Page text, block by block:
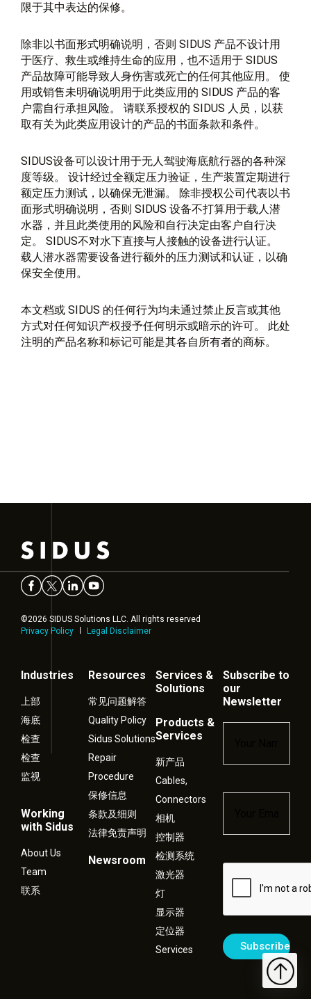
限于其中表达的保修。
除非以书面形式明确说明，否则 SIDUS 产品不设计用
于医疗、救生或维持生命的应用，也不适用于 SIDUS
产品故障可能导致人身伤害或死亡的任何其他应用。 使
用或销售未明确说明用于此类应用的 SIDUS 产品的客
户需自行承担风险。 请联系授权的 SIDUS 人员，以获
取有关为此类应用设计的产品的书面条款和条件。
SIDUS设备可以设计用于无人驾驶海底航行器的各种深
度等级。 设计经过全额定压力验证，生产装置定期进行
额定压力测试，以确保无泄漏。 除非授权公司代表以书
面形式明确说明，否则 SIDUS 设备不打算用于载人潜
水器，并且此类使用的风险和自行决定由客户自行决
定。 SIDUS不对水下直接与人接触的设备进行认证。
载人潜水器需要设备进行额外的压力测试和认证，以确
保安全使用。
本文档或 SIDUS 的任何行为均未通过禁止反言或其他
方式对任何知识产权授予任何明示或暗示的许可。 此处
注明的产品名称和标记可能是其各自所有者的商标。
©2026 SIDUS Solutions LLC. All rights reserved
Privacy Policy
Legal Disclaimer
Industries
上部
海底
检查
检查
监视
Working
with Sidus
About Us
Team
联系
Resources
常见问题解答
Quality Policy
Sidus Solutions
Repair
Procedure
保修信息
条款及细则
法律免责声明
Newsroom
Services &
Solutions
Products &
Services
新产品
Cables,
Connectors
相机
控制器
检测系统
激光器
灯
显示器
定位器
Services
Subscribe to
our
Newsletter